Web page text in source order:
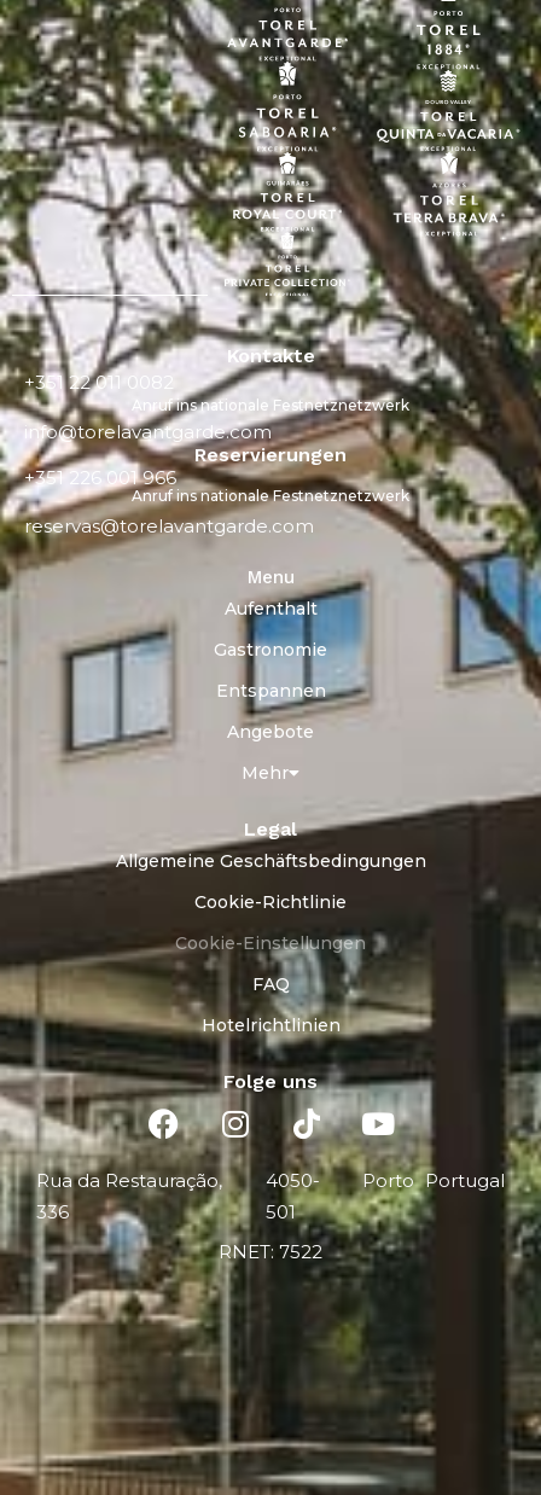
Kontakte
+351 22 011 0082
Anruf ins nationale Festnetznetzwerk
info@torelavantgarde.com
Reservierungen
+351 226 001 966
Anruf ins nationale Festnetznetzwerk
reservas@torelavantgarde.com
Menu
Aufenthalt
Gastronomie
Entspannen
Angebote
Mehr
Legal
Allgemeine Geschäftsbedingungen
Cookie-Richtlinie
Cookie-Einstellungen
FAQ
Hotelrichtlinien
Folge uns
Rua da Restauração,
336
4050-
501
Porto Portugal
RNET: 7522